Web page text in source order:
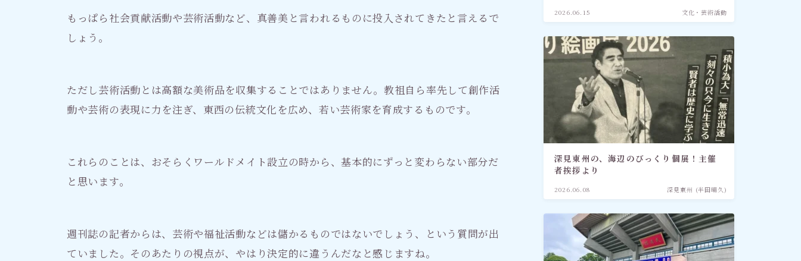
もっぱら社会貢献活動や芸術活動など、真善美と言われるものに投入されてきたと言えるで
しょう。
ただし芸術活動とは高額な美術品を収集することではありません。教祖自ら率先して創作活
動や芸術の表現に力を注ぎ、東西の伝統文化を広め、若い芸術家を育成するものです。
これらのことは、おそらくワールドメイト設立の時から、基本的にずっと変わらない部分だ
と思います。
週刊誌の記者からは、芸術や福祉活動などは儲かるものではないでしょう、という質問が出
ていました。そのあたりの視点が、やはり決定的に違うんだなと感じますね。
2026.06.15 文化・芸術活動
深見東州の、海辺のびっくり個展！主催
者挨拶より
2026.06.08 深見東州 (半田晴久)